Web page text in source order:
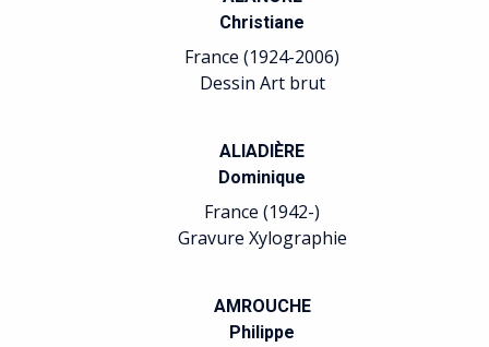
Christiane
France (1924-2006)
Dessin Art brut
ALIADIÈRE
Dominique
France (1942-)
Gravure Xylographie
AMROUCHE
Philippe